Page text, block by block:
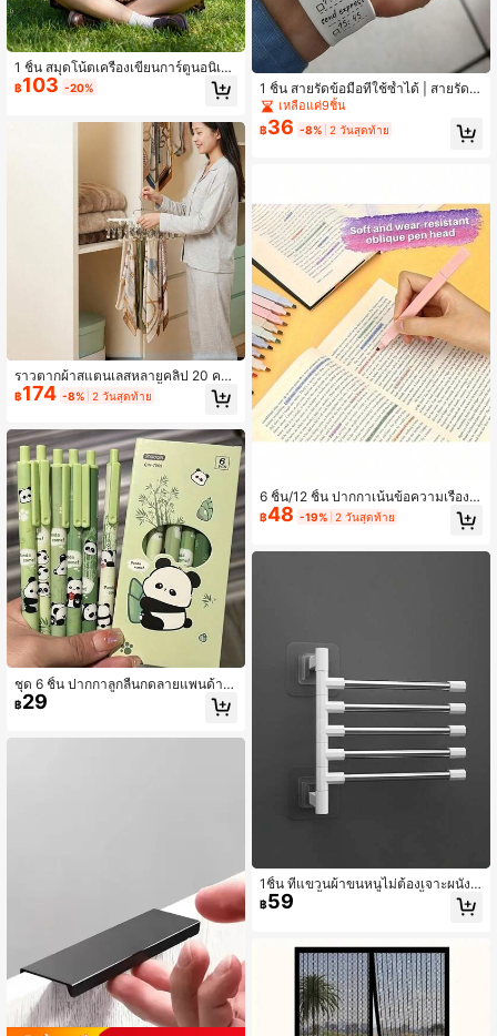
1 ชิ้น สมุดโน้ตเครื่องเขียนการ์ตูนอนิเมะ
A5/96 แผ่น หน้าตารางวางแผน + หน้า
เขียนเส้นคู่ สามารถใช้เป็นสมุดตารางเ
การประชุมสำนักงาน ของขวัญการประ
ชุมประจำปี สมุดโน้ตตัวเลือกแรกสำหรั
บเพื่อนและเพื่อนร่วมชั้น ดีไซน์ท้องฟ้าด
าวสีน้ำเงินเท่ เหมาะสำหรับผู้ชาย ผู้หญิ
ง นักเรียน และมืออาชีพ
฿103 -20%
ราวตากผ้าสแตนเลสหลายคลิป 20 คลิ
ป สำหรับระเบียง ตากชุดชั้นในและกางเ
กงในกันลม ราวตากชุดชั้นในหมุนได้สอ
สงค์กันลื่นสำหรับบรา ผ้าพันคอ เข็มขัด
จัดระเบียบและจัดเก็บ
฿174 -8% 2 วันสุดท้าย
ชุด 6 ชิ้น ปากกาลูกลื่นกดลายแพนด้าแ
ละไผ่ น่ารักและมีสไตล์ ดีไซน์มินิมอล ท
นทาน เหมาะสำหรับเด็กผู้หญิง หมึกสี
฿29
1 ชิ้น สายรัดข้อมือที่ใช้ซ้ำได้ | สายรัดข้
อมือไม้บรรทัด สมุดบันทึก วัสดุหนังเทีย
ม เส้นตาราง ขอบไม่เคลือบ เหมาะสำห
รับนักเรียน พยาบาล ครู สำหรับการวาง
เหลือแค่9ชิ้น
฿36 -8% 2 วันสุดท้าย
6 ชิ้น/12 ชิ้น ปากกาเน้นข้อความเรืองแ
สงนุ่มนวลป้องกันสายตา เหมาะสำหรับ
การเขียนไดอารี่ ระบายสี วาดภาพ งาน
฿48 -19% 2 วันสุดท้าย
1ชิ้น ที่แขวนผ้าขนหนูไม่ต้องเจาะผนัง ส
แตนเลส, ชั้นวางของในห้องน้ำ หมุนได้
แขวนพับได้
฿59